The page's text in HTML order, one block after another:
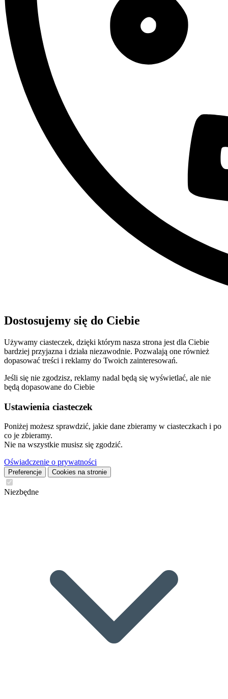
Dostosujemy się do Ciebie
Używamy ciasteczek, dzięki którym nasza strona jest dla Ciebie
bardziej przyjazna i działa niezawodnie. Pozwalają one również
dopasować treści i reklamy do Twoich zainteresowań.
Jeśli się nie zgodzisz, reklamy nadal będą się wyświetlać, ale nie
będą dopasowane do Ciebie
Ustawienia ciasteczek
Poniżej możesz sprawdzić, jakie dane zbieramy w ciasteczkach i po
co je zbieramy.
Nie na wszystkie musisz się zgodzić.
Oświadczenie o prywatności
Preferencje Cookies na stronie
Niezbędne